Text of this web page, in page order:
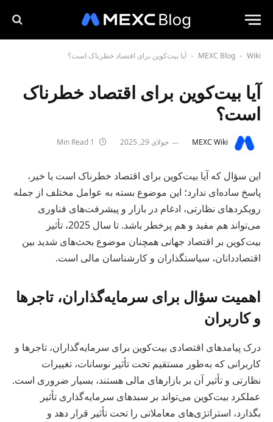
MEXC Blog - Wiki
- آیا بیت‌کوین برای اقتصاد خطرناک است؟
آیا بیت‌کوین برای اقتصاد خطرناک
است؟
MEXC Wiki جولای 29, 2025
این سؤال که آیا بیت‌کوین برای اقتصاد خطرناک است یا خیر،
پاسخ ساده‌ای ندارد؛ این موضوع بسته به عوامل مختلف از جمله
رویکردهای نظارتی، ادغام در بازار و پیشرفت‌های فناوری
می‌تواند هم مفید و هم پرخطر باشد. تا سال 2025، تأثیر
بیت‌کوین بر اقتصاد جهانی همچنان موضوع بحث‌های شدید بین
اقتصاددانان، سیاستگذاران و کارشناسان مالی است.
اهمیت سؤال برای سرمایه‌گذاران، تاجرها
و کاربران
درک پیامدهای اقتصادی بیت‌کوین برای سرمایه‌گذاران، تاجرها و
کاربرانی که به‌طور مستقیم تحت تأثیر نوسانات، تغییرات
نظارتی و تأثیر آن بر بازارهای مالی هستند، بسیار ضروری است.
عملکرد بیت‌کوین می‌تواند بر سبدهای سرمایه‌گذاری تأثیر
بگذارد، استراتژی‌های معاملاتی را تحت تأثیر قرار دهد و